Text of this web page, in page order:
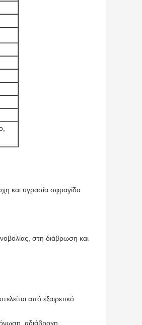
και υγρασία σφραγίδα
στη διάβρωση και
από εξαιρετικό
αδιάβροχη,